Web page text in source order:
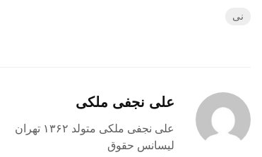
نی
علی نجفی ملکی
علی نجفی ملکی متولد ۱۳۶۲ تهران
لیسانس حقوق